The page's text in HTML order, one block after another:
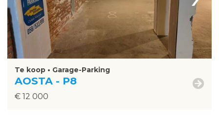
Te koop • Garage-Parking
AOSTA - P8
€ 12 000